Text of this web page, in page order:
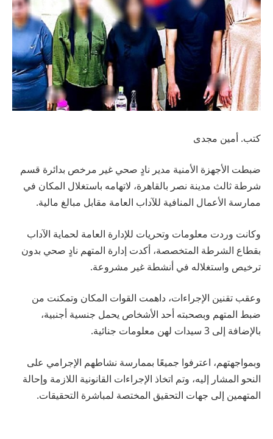
كتب. أمين مجدى
ضبطت الأجهزة الأمنية مدير نادٍ صحي غير مرخص بدائرة قسم
شرطة ثالث مدينة نصر بالقاهرة، لاتهامه باستغلال المكان في
ممارسة الأعمال المنافية للآداب العامة مقابل مبالغ مالية.
وكانت وردت معلومات وتحريات للإدارة العامة لحماية الآداب
بقطاع الشرطة المتخصصة، أكدت إدارة المتهم نادٍ صحي بدون
ترخيص واستغلاله في أنشطة غير مشروعة.
وعقب تقنين الإجراءات، داهمت القوات المكان وتمكنت من
ضبط المتهم وبصحبته أحد الأشخاص يحمل جنسية أجنبية،
بالإضافة إلى 3 سيدات لهن معلومات جنائية.
وبمواجهتهم، اعترفوا جميعًا بممارسة نشاطهم الإجرامي على
النحو المشار إليه، وتم اتخاذ الإجراءات القانونية اللازمة وإحالة
المتهمين إلى جهات التحقيق المختصة لمباشرة التحقيقات.